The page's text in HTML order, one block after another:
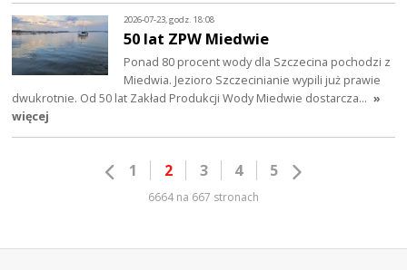
2026-07-23, godz. 18:08
50 lat ZPW Miedwie
Ponad 80 procent wody dla Szczecina pochodzi z
Miedwia. Jezioro Szczecinianie wypili już prawie
dwukrotnie. Od 50 lat Zakład Produkcji Wody Miedwie dostarcza… »
więcej
1 2 3 4 5
6664 na 667 stronach